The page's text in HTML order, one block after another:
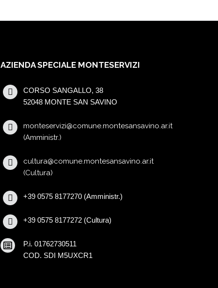
AZIENDA SPECIALE MONTESERVIZI
CORSO SANGALLO, 38
52048 MONTE SAN SAVINO
monteservizi@comune.montesansavino.ar.it
(Amministr.)
cultura@comune.montesansavino.ar.it
(Cultura)
+39 0575 8177270 (Amministr.)
+39 0575 8177272 (Cultura)
P.i. 01762730511
COD. SDI M5UXCR1